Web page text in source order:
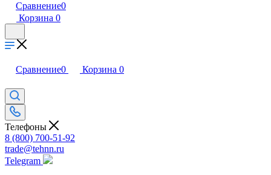
Сравнение0
Корзина 0
Сравнение0 Корзина 0
Телефоны
8 (800) 700-51-92
trade@tehnn.ru
Telegram